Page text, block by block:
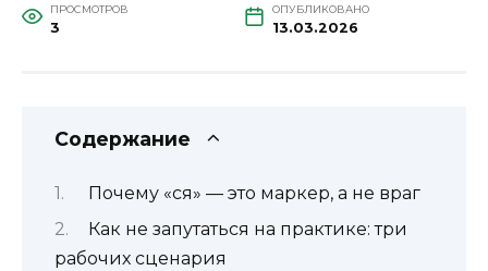
ПРОСМОТРОВ
3
ОПУБЛИКОВАНО
13.03.2026
Содержание
Почему «ся» — это маркер, а не враг
Как не запутаться на практике: три
рабочих сценария